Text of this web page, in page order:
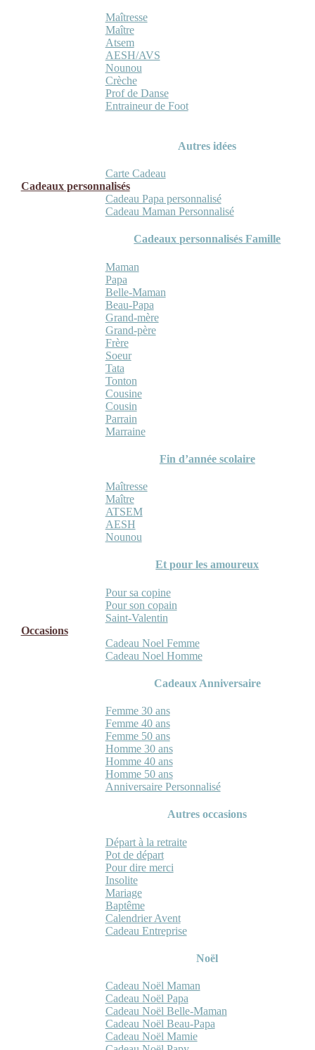
Maîtresse
Maître
Atsem
AESH/AVS
Nounou
Crèche
Prof de Danse
Entraineur de Foot
Autres idées
Carte Cadeau
Cadeaux personnalisés
Cadeau Papa personnalisé
Cadeau Maman Personnalisé
Cadeaux personnalisés Famille
Maman
Papa
Belle-Maman
Beau-Papa
Grand-mère
Grand-père
Frère
Soeur
Tata
Tonton
Cousine
Cousin
Parrain
Marraine
Fin d’année scolaire
Maîtresse
Maître
ATSEM
AESH
Nounou
Et pour les amoureux
Pour sa copine
Pour son copain
Saint-Valentin
Occasions
Cadeau Noel Femme
Cadeau Noel Homme
Cadeaux Anniversaire
Femme 30 ans
Femme 40 ans
Femme 50 ans
Homme 30 ans
Homme 40 ans
Homme 50 ans
Anniversaire Personnalisé
Autres occasions
Départ à la retraite
Pot de départ
Pour dire merci
Insolite
Mariage
Baptême
Calendrier Avent
Cadeau Entreprise
Noël
Cadeau Noël Maman
Cadeau Noël Papa
Cadeau Noël Belle-Maman
Cadeau Noël Beau-Papa
Cadeau Noël Mamie